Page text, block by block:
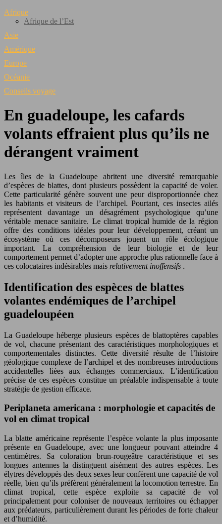
Afrique
Afrique de l’Est
Asie
Amérique
Europe
Océanie
Conseils voyage
En guadeloupe, les cafards
volants effraient plus qu’ils ne
dérangent vraiment
Les îles de la Guadeloupe abritent une diversité remarquable
d’espèces de blattes, dont plusieurs possèdent la capacité de voler.
Cette particularité génère souvent une peur disproportionnée chez
les habitants et visiteurs de l’archipel. Pourtant, ces insectes ailés
représentent davantage un désagrément psychologique qu’une
véritable menace sanitaire. Le climat tropical humide de la région
offre des conditions idéales pour leur développement, créant un
écosystème où ces décomposeurs jouent un rôle écologique
important. La compréhension de leur biologie et de leur
comportement permet d’adopter une approche plus rationnelle face à
ces colocataires indésirables mais relativement inoffensifs .
Identification des espèces de blattes
volantes endémiques de l’archipel
guadeloupéen
La Guadeloupe héberge plusieurs espèces de blattoptères capables
de vol, chacune présentant des caractéristiques morphologiques et
comportementales distinctes. Cette diversité résulte de l’histoire
géologique complexe de l’archipel et des nombreuses introductions
accidentelles liées aux échanges commerciaux. L’identification
précise de ces espèces constitue un préalable indispensable à toute
stratégie de gestion efficace.
Periplaneta americana : morphologie et capacités de
vol en climat tropical
La blatte américaine représente l’espèce volante la plus imposante
présente en Guadeloupe, avec une longueur pouvant atteindre 4
centimètres. Sa coloration brun-rougeâtre caractéristique et ses
longues antennes la distinguent aisément des autres espèces. Les
élytres développés des deux sexes leur confèrent une capacité de vol
réelle, bien qu’ils préfèrent généralement la locomotion terrestre. En
climat tropical, cette espèce exploite sa capacité de vol
principalement pour coloniser de nouveaux territoires ou échapper
aux prédateurs, particulièrement durant les périodes de forte chaleur
et d’humidité.